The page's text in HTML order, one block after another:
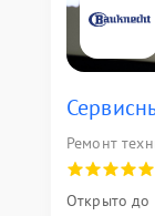
Ремонт
Открыто до